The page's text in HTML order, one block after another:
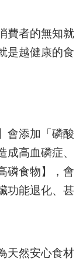
費者的無知就
是越健康的食
會添加「磷酸
高血磷症、
磷食物】，會
功能退化、甚
天然安心食材